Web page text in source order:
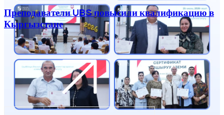
Преподаватели UBS повысили квалификацию в
Кыргызстане